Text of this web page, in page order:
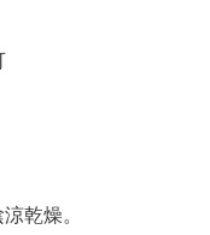
乾燥。